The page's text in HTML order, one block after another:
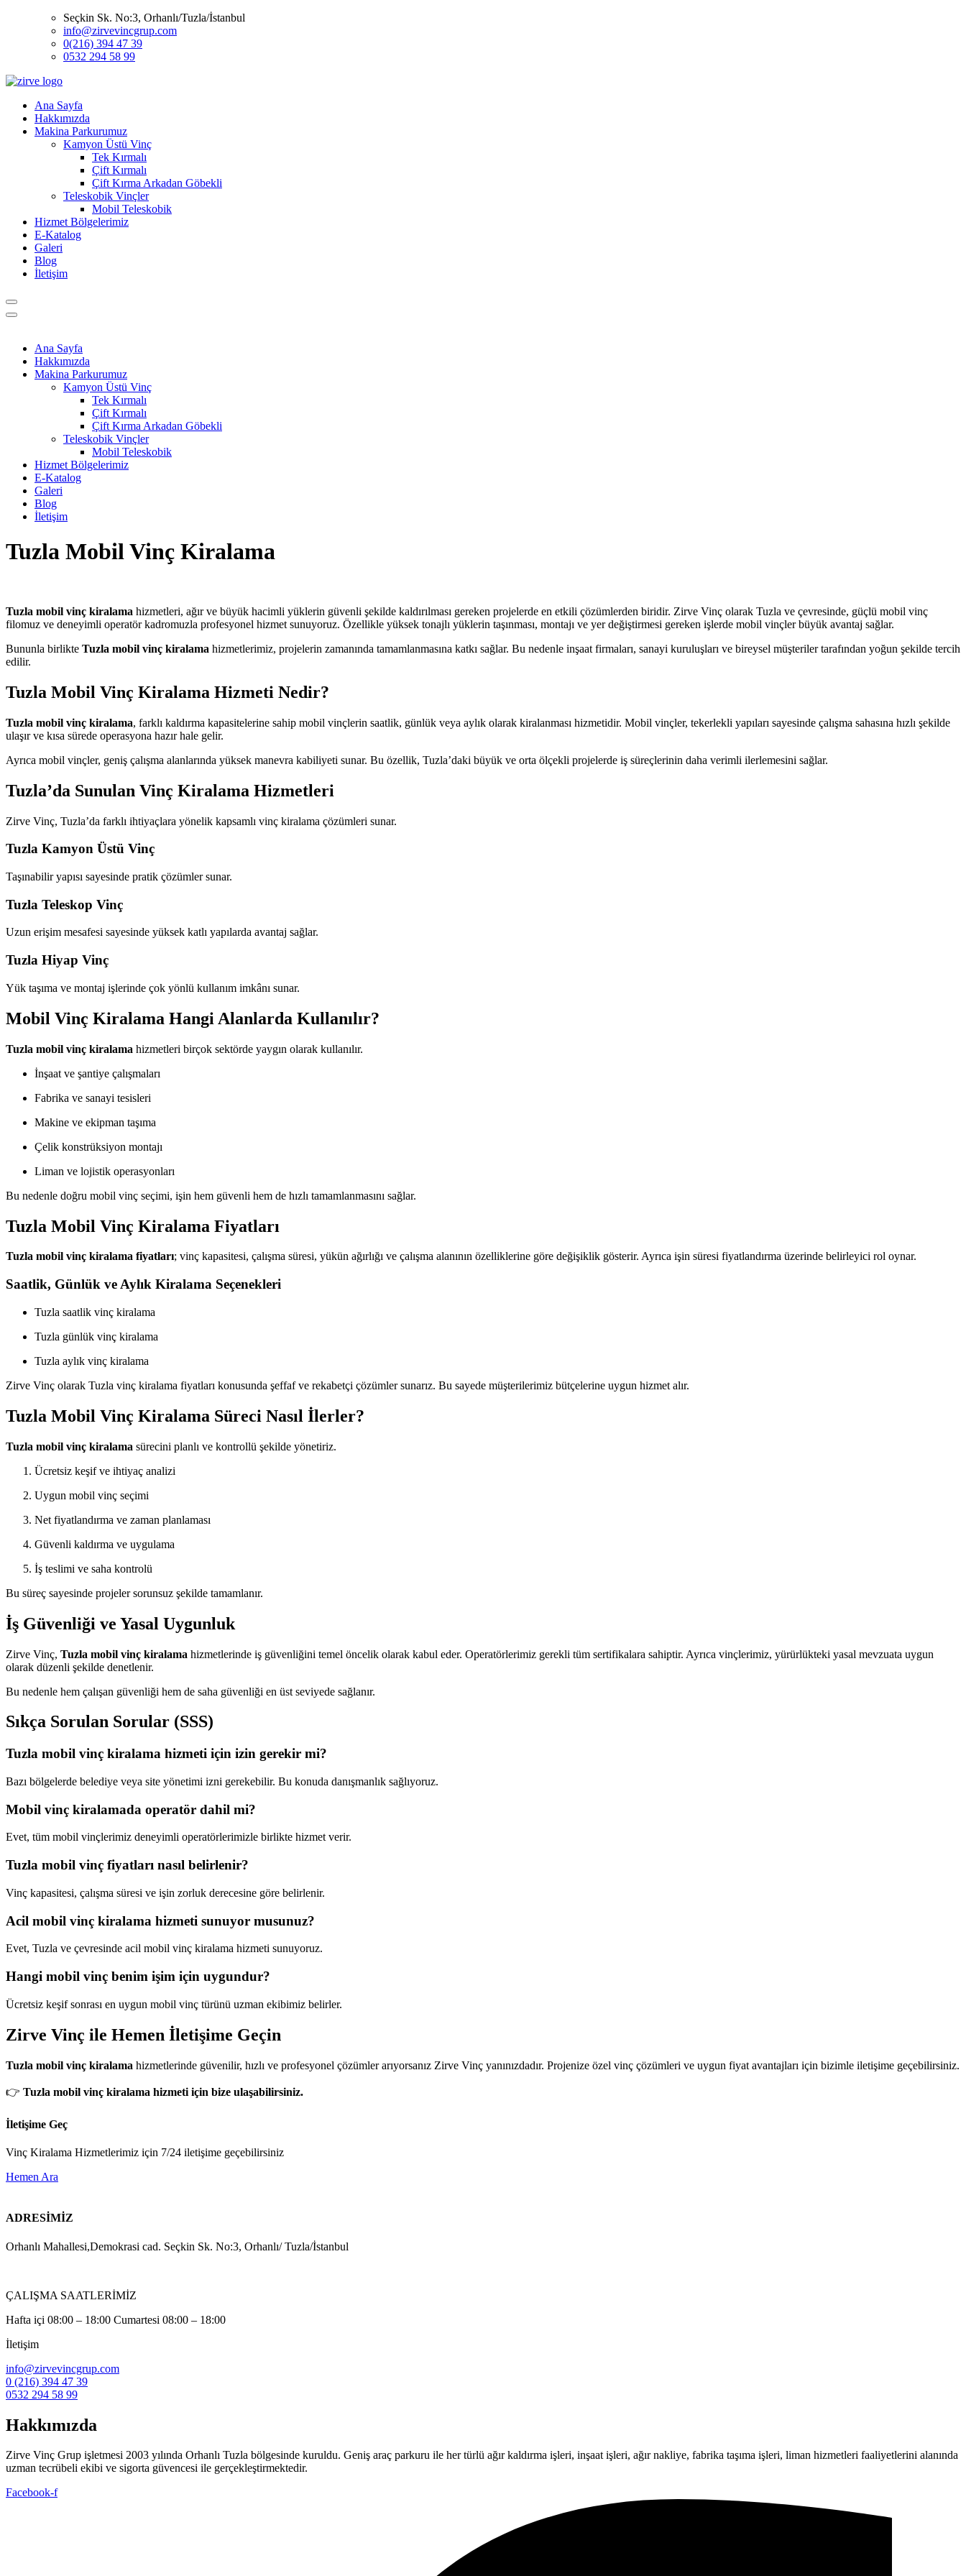
Seçkin Sk. No:3, Orhanlı/Tuzla/İstanbul
info@zirvevincgrup.com
0(216) 394 47 39
0532 294 58 99
Ana Sayfa
Hakkımızda
Makina Parkurumuz
Kamyon Üstü Vinç
Tek Kırmalı
Çift Kırmalı
Çift Kırma Arkadan Göbekli
Teleskobik Vinçler
Mobil Teleskobik
Hizmet Bölgelerimiz
E-Katalog
Galeri
Blog
İletişim
Ana Sayfa
Hakkımızda
Makina Parkurumuz
Kamyon Üstü Vinç
Tek Kırmalı
Çift Kırmalı
Çift Kırma Arkadan Göbekli
Teleskobik Vinçler
Mobil Teleskobik
Hizmet Bölgelerimiz
E-Katalog
Galeri
Blog
İletişim
Tuzla Mobil Vinç Kiralama
Tuzla mobil vinç kiralama hizmetleri, ağır ve büyük hacimli yüklerin güvenli şekilde kaldırılması gereken projelerde en etkili çözümlerden biridir. Zirve Vinç olarak Tuzla ve çevresinde, güçlü mobil vinç
filomuz ve deneyimli operatör kadromuzla profesyonel hizmet sunuyoruz. Özellikle yüksek tonajlı yüklerin taşınması, montajı ve yer değiştirmesi gereken işlerde mobil vinçler büyük avantaj sağlar.
Bununla birlikte Tuzla mobil vinç kiralama hizmetlerimiz, projelerin zamanında tamamlanmasına katkı sağlar. Bu nedenle inşaat firmaları, sanayi kuruluşları ve bireysel müşteriler tarafından yoğun şekilde tercih
edilir.
Tuzla Mobil Vinç Kiralama Hizmeti Nedir?
Tuzla mobil vinç kiralama, farklı kaldırma kapasitelerine sahip mobil vinçlerin saatlik, günlük veya aylık olarak kiralanması hizmetidir. Mobil vinçler, tekerlekli yapıları sayesinde çalışma sahasına hızlı şekilde
ulaşır ve kısa sürede operasyona hazır hale gelir.
Ayrıca mobil vinçler, geniş çalışma alanlarında yüksek manevra kabiliyeti sunar. Bu özellik, Tuzla’daki büyük ve orta ölçekli projelerde iş süreçlerinin daha verimli ilerlemesini sağlar.
Tuzla’da Sunulan Vinç Kiralama Hizmetleri
Zirve Vinç, Tuzla’da farklı ihtiyaçlara yönelik kapsamlı vinç kiralama çözümleri sunar.
Tuzla Kamyon Üstü Vinç
Taşınabilir yapısı sayesinde pratik çözümler sunar.
Tuzla Teleskop Vinç
Uzun erişim mesafesi sayesinde yüksek katlı yapılarda avantaj sağlar.
Tuzla Hiyap Vinç
Yük taşıma ve montaj işlerinde çok yönlü kullanım imkânı sunar.
Mobil Vinç Kiralama Hangi Alanlarda Kullanılır?
Tuzla mobil vinç kiralama hizmetleri birçok sektörde yaygın olarak kullanılır.
İnşaat ve şantiye çalışmaları
Fabrika ve sanayi tesisleri
Makine ve ekipman taşıma
Çelik konstrüksiyon montajı
Liman ve lojistik operasyonları
Bu nedenle doğru mobil vinç seçimi, işin hem güvenli hem de hızlı tamamlanmasını sağlar.
Tuzla Mobil Vinç Kiralama Fiyatları
Tuzla mobil vinç kiralama fiyatları; vinç kapasitesi, çalışma süresi, yükün ağırlığı ve çalışma alanının özelliklerine göre değişiklik gösterir. Ayrıca işin süresi fiyatlandırma üzerinde belirleyici rol oynar.
Saatlik, Günlük ve Aylık Kiralama Seçenekleri
Tuzla saatlik vinç kiralama
Tuzla günlük vinç kiralama
Tuzla aylık vinç kiralama
Zirve Vinç olarak Tuzla vinç kiralama fiyatları konusunda şeffaf ve rekabetçi çözümler sunarız. Bu sayede müşterilerimiz bütçelerine uygun hizmet alır.
Tuzla Mobil Vinç Kiralama Süreci Nasıl İlerler?
Tuzla mobil vinç kiralama sürecini planlı ve kontrollü şekilde yönetiriz.
Ücretsiz keşif ve ihtiyaç analizi
Uygun mobil vinç seçimi
Net fiyatlandırma ve zaman planlaması
Güvenli kaldırma ve uygulama
İş teslimi ve saha kontrolü
Bu süreç sayesinde projeler sorunsuz şekilde tamamlanır.
İş Güvenliği ve Yasal Uygunluk
Zirve Vinç, Tuzla mobil vinç kiralama hizmetlerinde iş güvenliğini temel öncelik olarak kabul eder. Operatörlerimiz gerekli tüm sertifikalara sahiptir. Ayrıca vinçlerimiz, yürürlükteki yasal mevzuata uygun
olarak düzenli şekilde denetlenir.
Bu nedenle hem çalışan güvenliği hem de saha güvenliği en üst seviyede sağlanır.
Sıkça Sorulan Sorular (SSS)
Tuzla mobil vinç kiralama hizmeti için izin gerekir mi?
Bazı bölgelerde belediye veya site yönetimi izni gerekebilir. Bu konuda danışmanlık sağlıyoruz.
Mobil vinç kiralamada operatör dahil mi?
Evet, tüm mobil vinçlerimiz deneyimli operatörlerimizle birlikte hizmet verir.
Tuzla mobil vinç fiyatları nasıl belirlenir?
Vinç kapasitesi, çalışma süresi ve işin zorluk derecesine göre belirlenir.
Acil mobil vinç kiralama hizmeti sunuyor musunuz?
Evet, Tuzla ve çevresinde acil mobil vinç kiralama hizmeti sunuyoruz.
Hangi mobil vinç benim işim için uygundur?
Ücretsiz keşif sonrası en uygun mobil vinç türünü uzman ekibimiz belirler.
Zirve Vinç ile Hemen İletişime Geçin
Tuzla mobil vinç kiralama hizmetlerinde güvenilir, hızlı ve profesyonel çözümler arıyorsanız Zirve Vinç yanınızdadır. Projenize özel vinç çözümleri ve uygun fiyat avantajları için bizimle iletişime geçebilirsiniz.
👉 Tuzla mobil vinç kiralama hizmeti için bize ulaşabilirsiniz.
İletişime Geç
Vinç Kiralama Hizmetlerimiz için 7/24 iletişime geçebilirsiniz
Hemen Ara
ADRESİMİZ
Orhanlı Mahallesi,Demokrasi cad. Seçkin Sk. No:3, Orhanlı/ Tuzla/İstanbul
ÇALIŞMA SAATLERİMİZ
Hafta içi 08:00 – 18:00 Cumartesi 08:00 – 18:00
İletişim
info@zirvevincgrup.com
0 (216) 394 47 39
0532 294 58 99
Hakkımızda
Zirve Vinç Grup işletmesi 2003 yılında Orhanlı Tuzla bölgesinde kuruldu. Geniş araç parkuru ile her türlü ağır kaldırma işleri, inşaat işleri, ağır nakliye, fabrika taşıma işleri, liman hizmetleri faaliyetlerini alanında
uzman tecrübeli ekibi ve sigorta güvencesi ile gerçekleştirmektedir.
Facebook-f